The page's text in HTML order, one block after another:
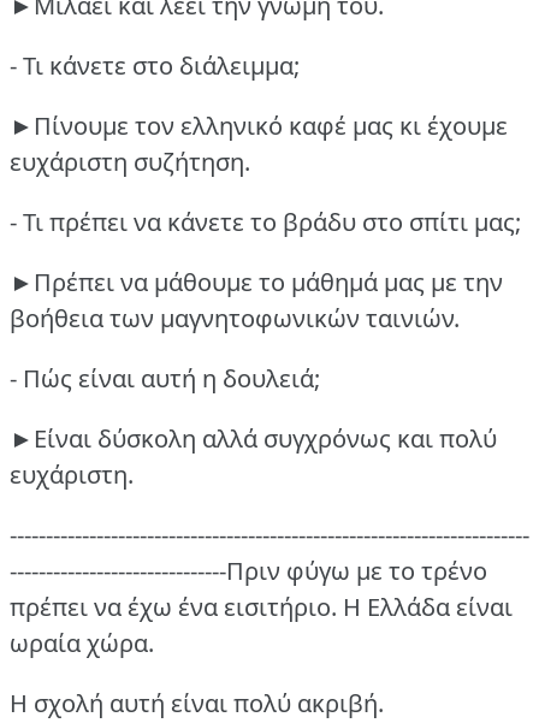
- Τι κάνετε στο διάλειμμα;
►Πίνουμε τον ελληνικό καφέ μας κι έχουμε
ευχάριστη συζήτηση.
- Τι πρέπει να κάνετε το βράδυ στο σπίτι μας;
►Πρέπει να μάθουμε το μάθημά μας με την
βοήθεια των μαγνητοφωνικών ταινιών.
- Πώς είναι αυτή η δουλειά;
►Είναι δύσκολη αλλά συγχρόνως και πολύ
ευχάριστη.
------------------------------------------------------------------------
------------------------------Πριν φύγω με το τρένο
πρέπει να έχω ένα εισιτήριο. Η Ελλάδα είναι
ωραία χώρα.
Η σχολή αυτή είναι πολύ ακριβή.